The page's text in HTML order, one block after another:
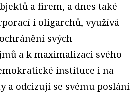
a firem, a dnes také
i oligarchů, využívá
svých
a k maximalizaci svého
instituce i na
a odcizují se svému poslání